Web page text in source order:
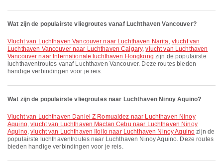
Wat zijn de populairste vliegroutes vanaf Luchthaven Vancouver?
vlucht van Luchthaven Vancouver naar Luchthaven Narita, vlucht van
Luchthaven Vancouver naar Luchthaven Calgary,vlucht van Luchthaven
Vancouver naar Internationale luchthaven Hongkong zijn de populairste
luchthaventroutes vanaf Luchthaven Vancouver. Deze routes bieden
handige verbindingen voor je reis.
Wat zijn de populairste vliegroutes naar Luchthaven Ninoy Aquino?
vlucht van Luchthaven Daniel Z Romualdez naar Luchthaven Ninoy
Aquino,vlucht van Luchthaven Mactan Cebu naar Luchthaven Ninoy
Aquino,vlucht van Luchthaven Iloilo naar Luchthaven Ninoy Aquino zijn de
populairste luchthaventroutes naar Luchthaven Ninoy Aquino. Deze routes
bieden handige verbindingen voor je reis.